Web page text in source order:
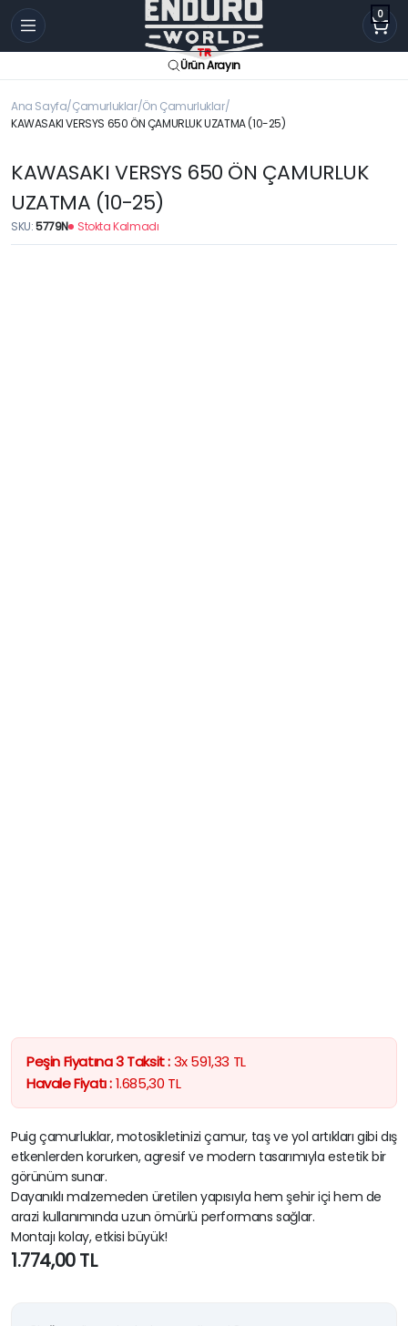
0
Ürün Arayın
Ana Sayfa Çamurluklar Ön Çamurluklar
KAWASAKI VERSYS 650 ÖN ÇAMURLUK UZATMA (10-25)
KAWASAKI VERSYS 650 ÖN ÇAMURLUK
UZATMA (10-25)
SKU:5779N Stokta Kalmadı
Peşin Fiyatına 3 Taksit :3x591,33 TL
Havale Fiyatı :1.685,30 TL
Puig çamurluklar, motosikletinizi çamur, taş ve yol artıkları gibi dış
etkenlerden korurken, agresif ve modern tasarımıyla estetik bir
görünüm sunar.
Dayanıklı malzemeden üretilen yapısıyla hem şehir içi hem de
arazi kullanımında uzun ömürlü performans sağlar.
Montajı kolay, etkisi büyük!
1.774,00TL